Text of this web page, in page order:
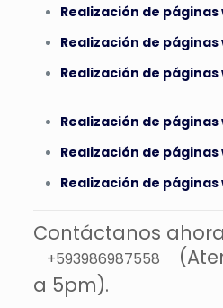
Realización de páginas
Realización de
Realización de
Realización de
Realización de páginas
Realización de páginas
Contáctanos
+593986987558
a 5pm).